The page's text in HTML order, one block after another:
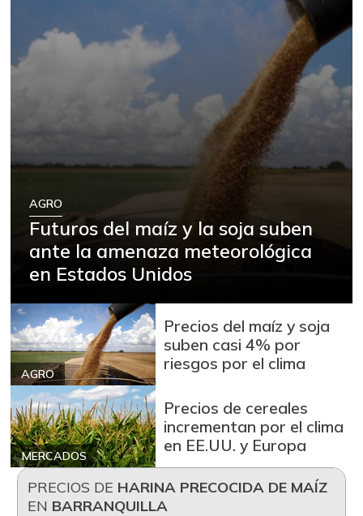
AGRO
Futuros del maíz y la soja suben
ante la amenaza meteorológica
en Estados Unidos
AGRO
Precios del maíz y soja
suben casi 4% por
riesgos por el clima
MERCADOS
Precios de cereales
incrementan por el clima
en EE.UU. y Europa
PRECIOS DE HARINA PRECOCIDA DE MAÍZ
EN BARRANQUILLA